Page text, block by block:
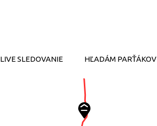
LIVE SLEDOVANIE HĽADÁM PARŤÁKOV